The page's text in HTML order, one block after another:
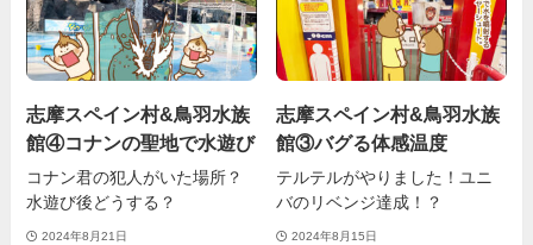
志摩スペイン村&鳥羽水族
館④コナンの聖地で水遊び
コナン君の犯人がいた場所？
水遊び後どうする？
2024年8月21日
志摩スペイン村&鳥羽水族
館③バグる体感温度
テルテルがやりました！ユニ
バのリベンジ達成！？
2024年8月15日